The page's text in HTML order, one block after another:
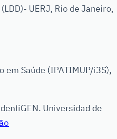
UERJ, Rio de Janeiro,
Saúde (IPATIMUP/i3S),
Universidad de